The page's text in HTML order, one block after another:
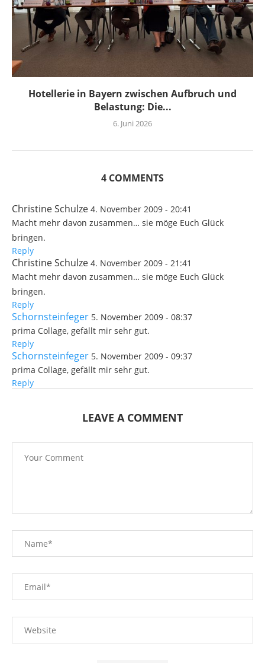
Hotellerie in Bayern zwischen Aufbruch und
Belastung: Die...
6. Juni 2026
4 COMMENTS
Christine Schulze 4. November 2009 - 20:41
Macht mehr davon zusammen… sie möge Euch Glück
bringen.
Reply
Christine Schulze 4. November 2009 - 21:41
Macht mehr davon zusammen… sie möge Euch Glück
bringen.
Reply
Schornsteinfeger 5. November 2009 - 08:37
prima Collage, gefällt mir sehr gut.
Reply
Schornsteinfeger 5. November 2009 - 09:37
prima Collage, gefällt mir sehr gut.
Reply
LEAVE A COMMENT